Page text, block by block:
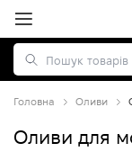
Головна Оливи
Оливи для